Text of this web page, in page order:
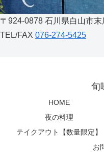
〒924-0878 石川県白山市末
TEL/FAX 076-274-5425
旬
HOME
夜の料理
テイクアウト【数量限定】
お